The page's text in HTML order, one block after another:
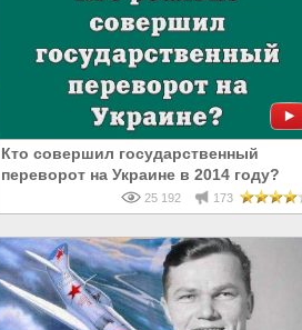
Кто совершил государственный
переворот на Украине в 2014 году?
25 192 173